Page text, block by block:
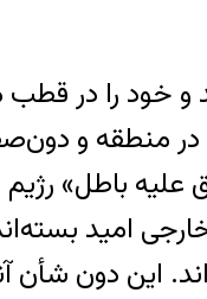
خود را در قطب
در منطقه و
علیه باطل»
امید
این دون